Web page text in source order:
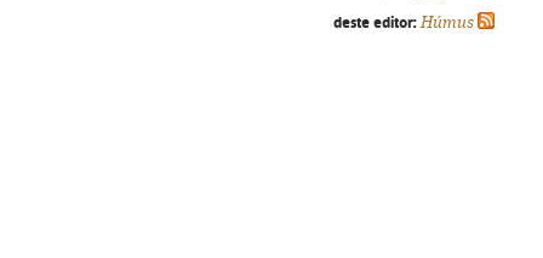
deste editor: Húmus